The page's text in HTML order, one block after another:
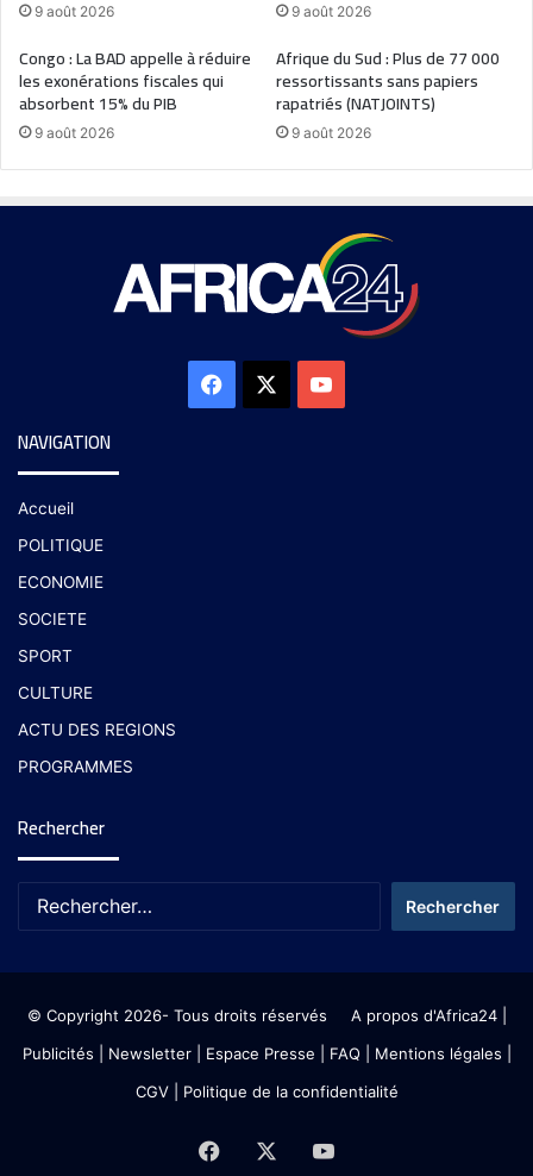
9 août 2026 9 août 2026
Congo : La BAD appelle à réduire
les exonérations fiscales qui
absorbent 15% du PIB
9 août 2026
Afrique du Sud : Plus de 77 000
ressortissants sans papiers
rapatriés (NATJOINTS)
9 août 2026
NAVIGATION
Accueil
POLITIQUE
ECONOMIE
SOCIETE
SPORT
CULTURE
ACTU DES REGIONS
PROGRAMMES
Rechercher
© Copyright 2026- Tous droits réservés A propos d'Africa24|
Publicités
Newsletter| Espace Presse | FAQ | Mentions légales
CGV| Politique de la confidentialité